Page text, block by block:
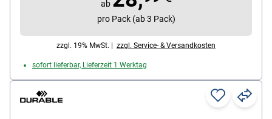
ab
pro Pack (ab 3 Pack)
zzgl. 19% MwSt. | zzgl. Service- & Versandkosten
sofort lieferbar, Lieferzeit 1 Werktag